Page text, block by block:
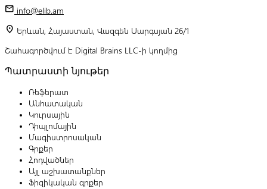
mail info@elib.am
location_on Երևան, Հայաստան, Վազգեն Սարգսյան 26/1
Շահագործվում է Digital Brains LLC-ի կողմից
Պատրաստի նյութեր
Ռեֆերատ
Անհատական
Կուրսային
Դիպլոմային
Մագիստրոսական
Գրքեր
Հոդվածներ
Այլ աշխատանքներ
Ֆիզիկական գրքեր